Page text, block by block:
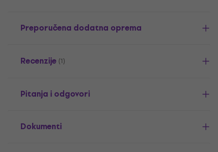
Preporučena dodatna oprema
Recenzije (1)
Pitanja i odgovori
Dokumenti